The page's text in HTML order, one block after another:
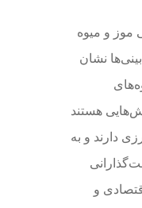
موز و میوه
2019 - 2028 پیش‌بینی‌ها نشان
هستند
دارند و به
و